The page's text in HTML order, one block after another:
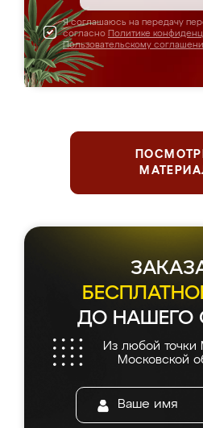
Я соглашаюсь на передачу
согласно Политике
Пользовательскому
ДО НАШЕГО
Из любой точки
Московской